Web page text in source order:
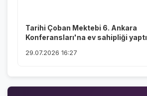
Tarihi Çoban Mektebi 6. Ankara
Konferansları'na ev sahipliği yaptı
29.07.2026 16:27